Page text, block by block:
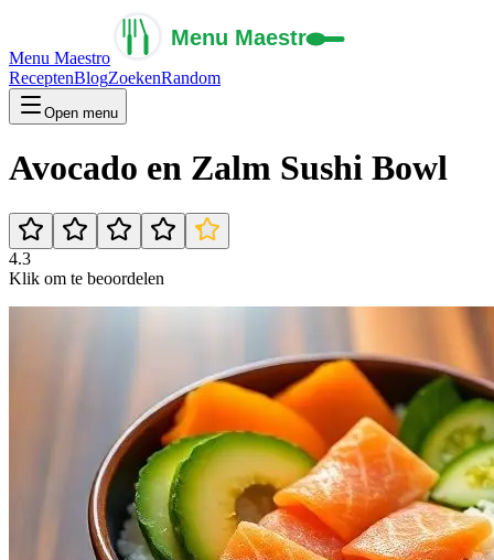
Menu Maestro
ReceptenBlogZoekenRandom
Open menu
Avocado en Zalm Sushi Bowl
4.3
Klik om te beoordelen